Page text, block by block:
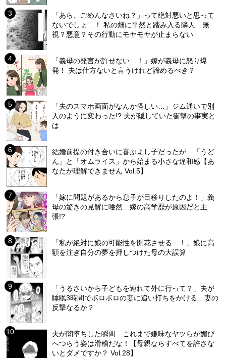
「あら、ごめんなさいね？」って絶対悪いと思って
ないでしょ…！ 私の畑に平然と踏み入る隣人…無
視？悪意？その行動にモヤモヤが止まらない
「義母の発言が許せない…！」嫁が義母に怒り爆
発！ 夫は仕方ないと言うけれど諦めるべき？
「夫のスマホ画面がなんか怪しい…」ジム通いで別
人のように変わった!? 夫が隠していた衝撃の事実と
は
結婚前提の付き合いに喜ぶよし子だったが…「うど
ん」と「オムライス」から始まる小さな違和感【あ
なたが理解できません Vol.5】
「嫁に問題があるから息子が目移りしたのよ！」義
母の驚きの見解に唖然…嫁の高学歴が原因だと主
張!?
「私が絶対に娘の可能性を開花させる…！」娘に高
額を注ぎ自分の夢を押しつけた母の大誤算
「うるさいから子どもを連れて外に行って？」夫が
睡眠3時間でボロボロの妻に追い打ちをかける…妻の
反撃なるか？
夫が闇堕ちした瞬間…これまで嫌味なヤツらが媚び
へつらう姿は滑稽だな！【母親ならすべてを許さな
いとダメですか？ Vol.28】